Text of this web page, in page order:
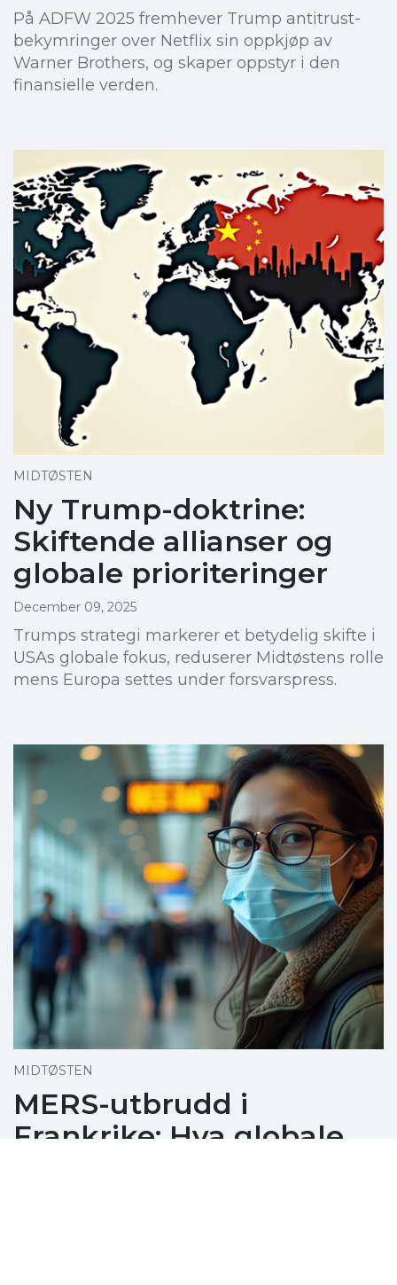
På ADFW 2025 fremhever Trump antitrust-
bekymringer over Netflix sin oppkjøp av
Warner Brothers, og skaper oppstyr i den
finansielle verden.
MIDTØSTEN
Ny Trump-doktrine:
Skiftende allianser og
globale prioriteringer
December 09, 2025
Trumps strategi markerer et betydelig skifte i
USAs globale fokus, reduserer Midtøstens rolle
mens Europa settes under forsvarspress.
MIDTØSTEN
MERS-utbrudd i
Frankrike: Hva globale